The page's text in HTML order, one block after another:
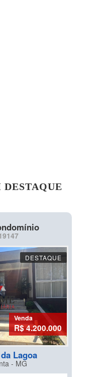
DESTAQUE
Venda
R$ 4.200.000
Lagoa
- MG